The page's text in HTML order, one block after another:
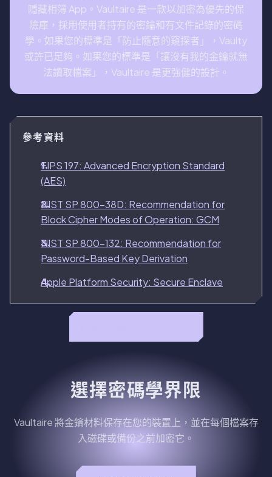
隱藏相簿 App。Vaultaire 是一款以加密為優先的保
險庫，採用使用者持有的密鑰和有文件記錄的密碼
學。如果您的標準是「防止隨意的窺探者」，Vaulty
或許已足夠。如果您的標準是「讓沒有我的金鑰就無
法讀取檔案」，Vaultaire 是更強健的設計。
參考資料
FIPS 197: Advanced Encryption Standard
(AES)
NIST SP 800-38D: Recommendation for
Block Cipher Modes of Operation: GCM
NIST SP 800-132: Recommendation for
Password-Based Key Derivation
Apple Platform Security: Secure Enclave
選擇密碼學界限
Vaultaire 將金鑰材料保存在您的裝置上，並在每個檔案存
入磁碟或備份之前加密它。